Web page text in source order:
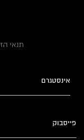
תנאי
אינסטגרם
פייסבוק